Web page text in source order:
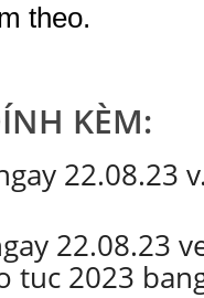
theo.
KÈM:
22.08.23
22.08.23
tuc 2023